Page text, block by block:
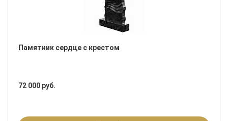
Памятник сердце с крестом
72 000 руб.